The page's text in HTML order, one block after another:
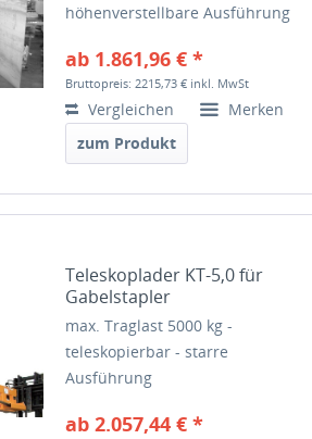
höhenverstellbare Ausführung
ab 1.861,96 € *
Bruttopreis: 2215,73 € inkl. MwSt
Vergleichen
Merken
zum Produkt
Teleskoplader KT-5,0 für
Gabelstapler
max. Traglast 5000 kg -
teleskopierbar - starre
Ausführung
ab 2.057,44 € *